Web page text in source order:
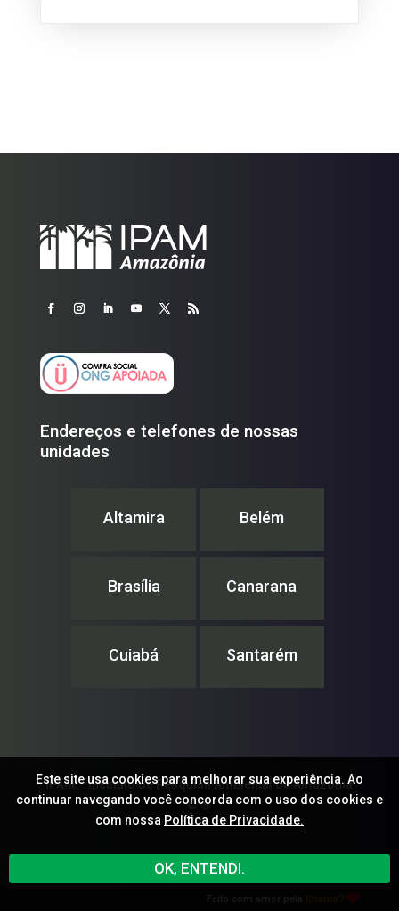
Endereços e telefones de nossas
unidades
Altamira Belém
Brasília Canarana
Cuiabá Santarém
IPAM – Instituto de Pesquisa Ambiental da Amazônia
© ®
Este site usa cookies para melhorar sua experiência. Ao
continuar navegando você concorda com o uso dos cookies e
com nossa Política de Privacidade.
OK, ENTENDI.